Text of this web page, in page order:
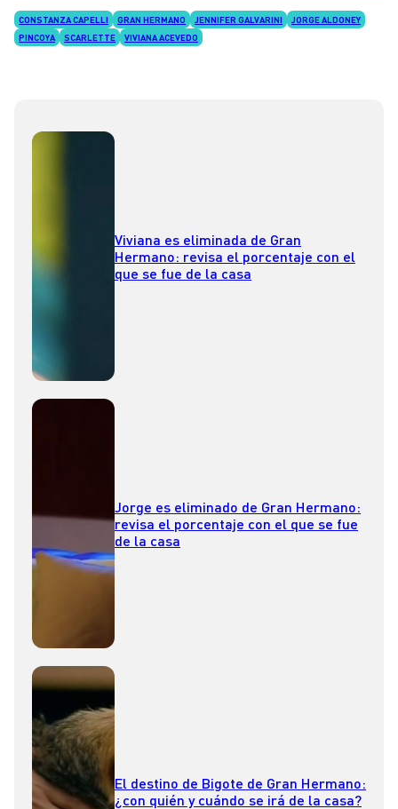
CONSTANZA CAPELLI GRAN HERMANO JENNIFER GALVARINI
JORGE ALDONEY
PINCOYA
SCARLETTE VIVIANA ACEVEDO
Viviana es eliminada de Gran
Hermano: revisa el porcentaje con el
que se fue de la casa
Jorge es eliminado de Gran Hermano:
revisa el porcentaje con el que se fue
de la casa
El destino de Bigote de Gran Hermano:
¿con quién y cuándo se irá de la casa?